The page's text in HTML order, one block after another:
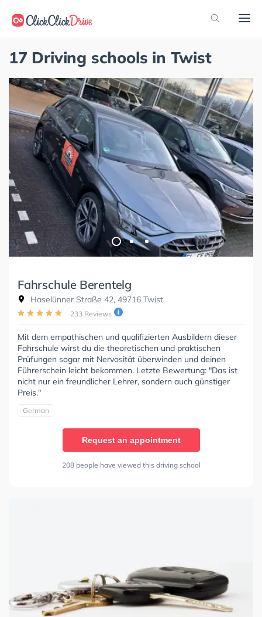
17 Driving schools in Twist
Fahrschule Berentelg
Haselünner Straße 42, 49716 Twist
233 Reviews
Mit dem empathischen und qualifizierten Ausbildern dieser
Fahrschule wirst du die theoretischen und praktischen
Prüfungen sogar mit Nervosität überwinden und deinen
Führerschein leicht bekommen. Letzte Bewertung: "Das ist
nicht nur ein freundlicher Lehrer, sondern auch günstiger
Preis."
German
Request an appointment
208 people have viewed this driving school